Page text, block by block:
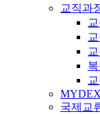
교직과
MYDEX
국제교